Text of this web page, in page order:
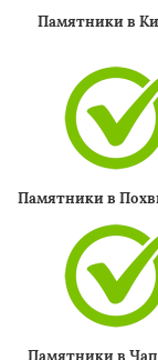
Памятники в
Памятники в
Памятники в
Даю